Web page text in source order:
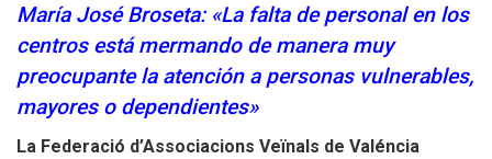
María José Broseta: «La falta de personal en los
centros está mermando de manera muy
preocupante la atención a personas vulnerables,
mayores o dependientes»
La Federació d’Associacions Veïnals de Valéncia